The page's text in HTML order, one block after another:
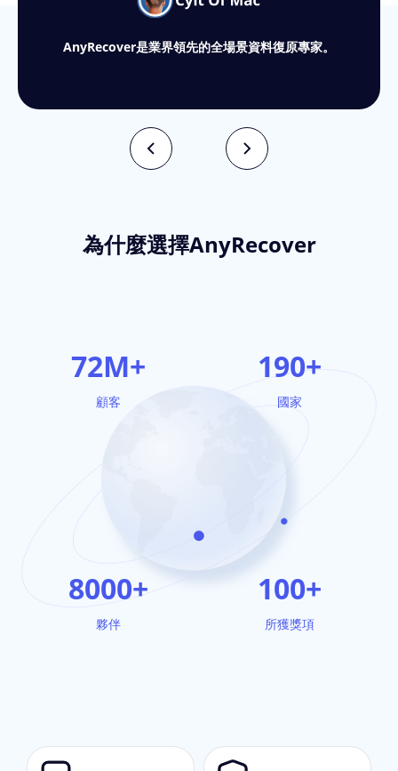
AnyRecover是業界領先的全場景資料復原專家。
為什麼選擇AnyRecover
72M+
顧客
190+
國家
8000+
夥伴
100+
所獲獎項